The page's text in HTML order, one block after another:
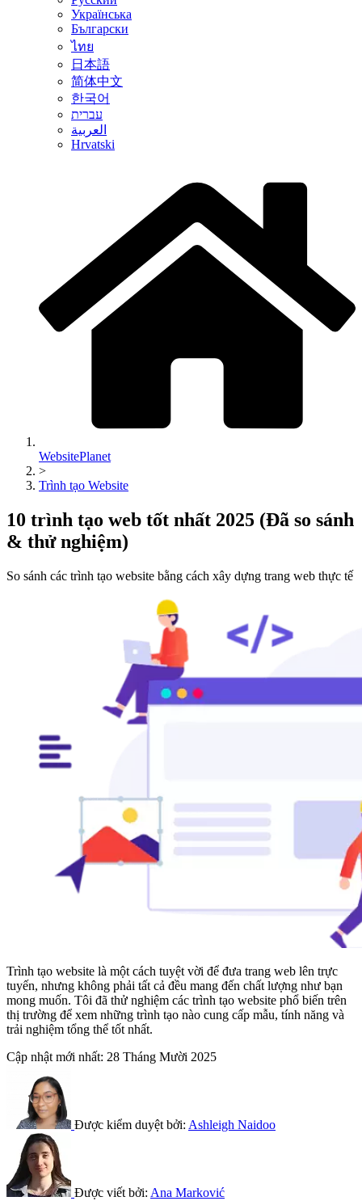
Українська
Български
ไทย
日本語
简体中文
한국어
עברית
العربية
Hrvatski
WebsitePlanet
>
Trình tạo Website
10 trình tạo web tốt nhất 2025 (Đã so sánh
& thử nghiệm)
So sánh các trình tạo website bằng cách xây dựng trang web thực tế
Trình tạo website là một cách tuyệt vời để đưa trang web lên trực
tuyến, nhưng không phải tất cả đều mang đến chất lượng như bạn
mong muốn. Tôi đã thử nghiệm các trình tạo website phổ biến trên
thị trường để xem những trình tạo nào cung cấp mẫu, tính năng và
trải nghiệm tổng thể tốt nhất.
Cập nhật mới nhất: 28 Tháng Mười 2025
Được kiểm duyệt bởi: Ashleigh Naidoo
Được viết bởi: Ana Marković